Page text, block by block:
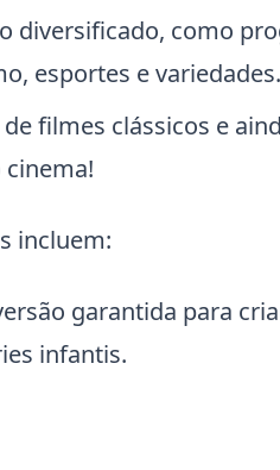
diversificado, como
esportes e variedades.
filmes clássicos e
incluem:
garantida para
infantis.